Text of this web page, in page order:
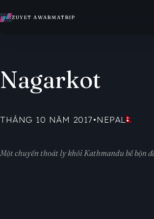
ZUYET AWARMATRIP
Nagarkot
THÁNG 10 NĂM 2017•NEPAL
Một chuyến thoát ly khỏi Kathmandu bề bộn